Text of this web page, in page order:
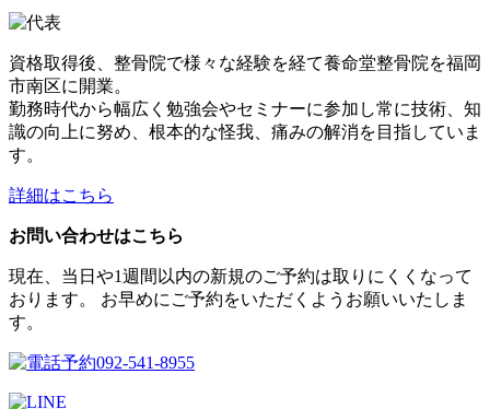
資格取得後、整骨院で様々な経験を経て養命堂整骨院を福岡
市南区に開業。
勤務時代から幅広く勉強会やセミナーに参加し常に技術、知
識の向上に努め、根本的な怪我、痛みの解消を目指していま
す。
詳細はこちら
お問い合わせはこちら
現在、当日や1週間以内の新規のご予約は取りにくくなって
おります。 お早めにご予約をいただくようお願いいたしま
す。